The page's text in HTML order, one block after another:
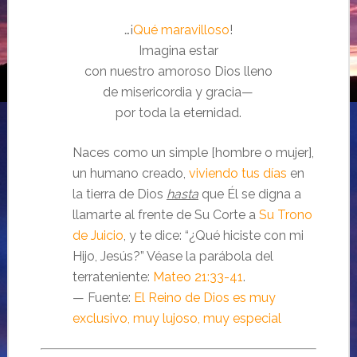
…¡Qué maravilloso!
Imagina estar
con nuestro amoroso Dios lleno
de misericordia y gracia—
por toda la eternidad.
Naces como un simple [hombre o mujer],
un humano creado, viviendo tus días en
la tierra de Dios hastaque Él se digna a
llamarte al frente de Su Corte a Su Trono
de Juicio , y te dice: “¿Qué hiciste con mi
Hijo, Jesús?” Véase la parábola del
terrateniente: Mateo 21:33-41 .
— Fuente: El Reino de Dios es muy
exclusivo, muy lujoso, muy especial